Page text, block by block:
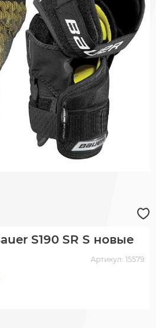
S190 SR S новые
Артикул: 15579